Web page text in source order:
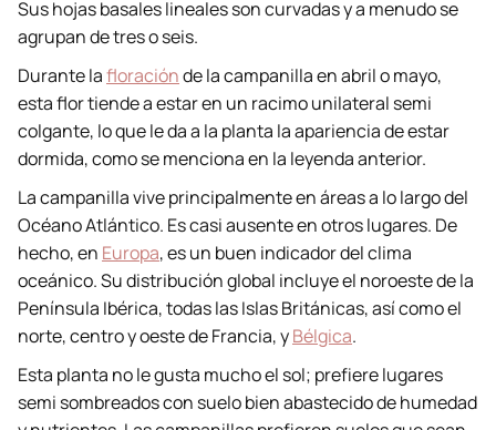
Sus hojas basales lineales son curvadas y a menudo se
agrupan de tres o seis.
Durante lafloraciónde la campanilla en abril o mayo,
esta flor tiende a estar en un racimo unilateral semi
colgante, lo que le da a la planta la apariencia de estar
dormida, como se menciona en la leyenda anterior.
La campanilla vive principalmente en áreas a lo largo del
Océano Atlántico. Es casi ausente en otros lugares. De
hecho, en Europa, es un buen indicador del clima
oceánico. Su distribución global incluye el noroeste de la
Península Ibérica, todas las Islas Británicas, así como el
norte, centro y oeste de Francia, yBélgica.
Esta planta no le gusta mucho el sol; prefiere lugares
semi sombreados con suelo bien abastecido de humedad